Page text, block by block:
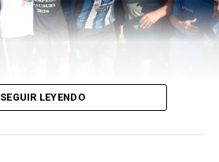
SEGUIR LEYENDO